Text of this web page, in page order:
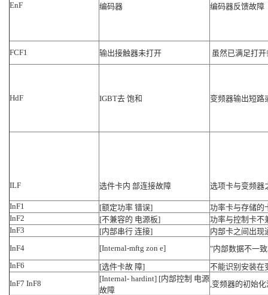
EnF 编码器 编码器反馈故障
FCF1 输出接触器未打开 虽然已满足打
HdF IGBT去 饱和 变频器输出短路
ILF 选件卡内 部连接故障 选项卡与变频器
InF1 [额定功率 错误]
功率卡与存储的
InF2
[不兼容的 电源板]
功率与控制卡不
InF3
[内部串行 连接]
内部卡之间出现
InF4
[Internal-mftg zon e]
"内部数据不一
InF6
[选件卡故 障]
不能识别安装在
InF7 InF8
[Internal- hardint] [内部控制 电源
故障
,变频器的初始